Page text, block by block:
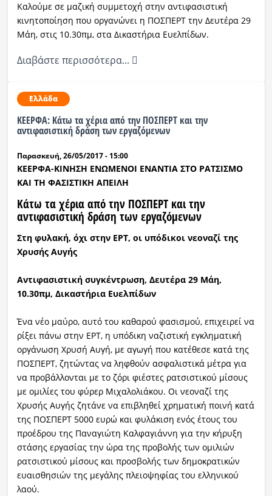
Καλούμε σε μαζική συμμετοχή στην αντιφασιστική
κινητοποίηση που οργανώνει η ΠΟΣΠΕΡΤ την Δευτέρα 29
Μάη, στις 10.30πμ, στα Δικαστήρια Ευελπίδων.
Διαβάστε περισσότερα...
Ελλάδα
ΚΕΕΡΦΑ: Κάτω τα χέρια από την ΠΟΣΠΕΡΤ και την
αντιφασιστική δράση των εργαζόμενων
Παρασκευή, 26/05/2017 - 15:00
ΚΕΕΡΦΑ-ΚΙΝΗΣΗ ΕΝΩΜΕΝΟΙ ΕΝΑΝΤΙΑ ΣΤΟ ΡΑΤΣΙΣΜΟ
ΚΑΙ ΤΗ ΦΑΣΙΣΤΙΚΗ ΑΠΕΙΛΗ
Κάτω τα χέρια από την ΠΟΣΠΕΡΤ και την
αντιφασιστική δράση των εργαζόμενων
Στη φυλακή, όχι στην ΕΡΤ, οι υπόδικοι νεοναζί της
Χρυσής Αυγής
Αντιφασιστική συγκέντρωση, Δευτέρα 29 Μάη,
10.30πμ, Δικαστήρια Ευελπίδων
Ένα νέο μαύρο, αυτό του καθαρού φασισμού, επιχειρεί να
ρίξει πάνω στην ΕΡΤ, η υπόδικη ναζιστική εγκληματική
οργάνωση Χρυσή Αυγή, με αγωγή που κατέθεσε κατά της
ΠΟΣΠΕΡΤ, ζητώντας να ληφθούν ασφαλιστικά μέτρα για
να προβάλλονται με το ζόρι φιέστες ρατσιστικού μίσους
με ομιλίες του φύρερ Μιχαλολιάκου. Οι νεοναζί της
Χρυσής Αυγής ζητάνε να επιβληθεί χρηματική ποινή κατά
της ΠΟΣΠΕΡΤ 5000 ευρώ και φυλάκιση ενός έτους του
προέδρου της Παναγιώτη Καλφαγιάννη για την κήρυξη
στάσης εργασίας την ώρα της προβολής των ομιλιών
ρατσιστικού μίσους και προσβολής των δημοκρατικών
ευαισθησιών της μεγάλης πλειοψηφίας του ελληνικού
λαού.